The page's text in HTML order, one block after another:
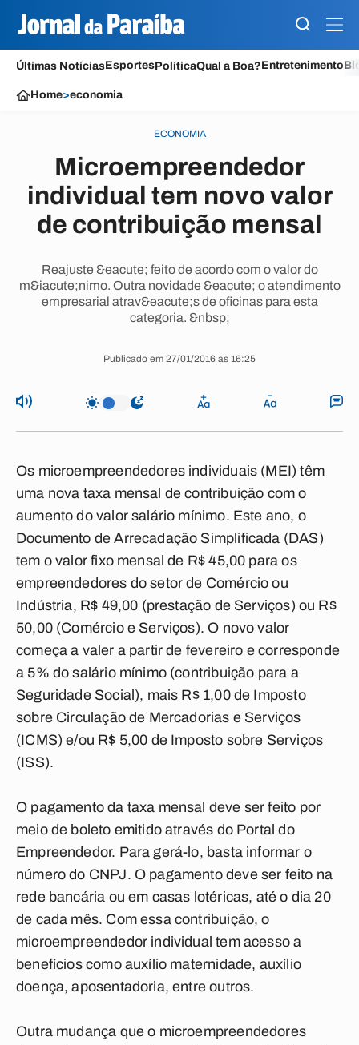
Últimas NotíciasEsportesPolíticaQual a Boa?Entretenimento
Home>economia
ECONOMIA
Microempreendedor
individual tem novo valor
de contribuição mensal
Reajuste &eacute; feito de acordo com o valor do
m&iacute;nimo. Outra novidade &eacute; o atendimento
empresarial atrav&eacute;s de oficinas para esta
categoria. &nbsp;
Publicado em 27/01/2016 às 16:25
Os microempreendedores individuais (MEI) têm
uma nova taxa mensal de contribuição com o
aumento do valor salário mínimo. Este ano, o
Documento de Arrecadação Simplificada (DAS)
tem o valor fixo mensal de R$ 45,00 para os
empreendedores do setor de Comércio ou
Indústria, R$ 49,00 (prestação de Serviços) ou R$
50,00 (Comércio e Serviços). O novo valor
começa a valer a partir de fevereiro e corresponde
a 5% do salário mínimo (contribuição para a
Seguridade Social), mais R$ 1,00 de Imposto
sobre Circulação de Mercadorias e Serviços
(ICMS) e/ou R$ 5,00 de Imposto sobre Serviços
(ISS).
O pagamento da taxa mensal deve ser feito por
meio de boleto emitido através do Portal do
Empreendedor. Para gerá-lo, basta informar o
número do CNPJ. O pagamento deve ser feito na
rede bancária ou em casas lotéricas, até o dia 20
de cada mês. Com essa contribuição, o
microempreendedor individual tem acesso a
benefícios como auxílio maternidade, auxílio
doença, aposentadoria, entre outros.
Outra mudança que o microempreendedores